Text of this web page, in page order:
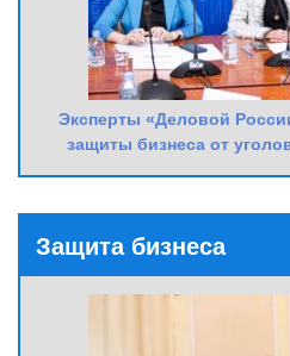
Эксперты «Деловой
защиты бизнеса от
Защита бизнеса